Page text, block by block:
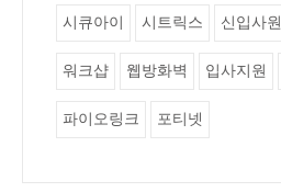
시큐아이 시트릭스 신입사원
워크샵 웹방화벽 입사지원
파이오링크 포티넷